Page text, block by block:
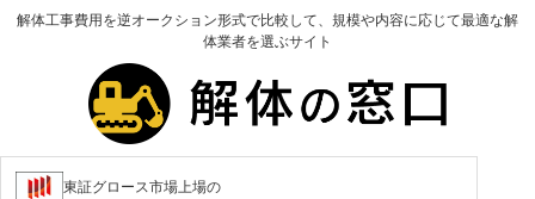
解体工事費用を逆オークション形式で比較して、規模や内容に応じて最適な解
体業者を選ぶサイト
東証グロース市場上場の